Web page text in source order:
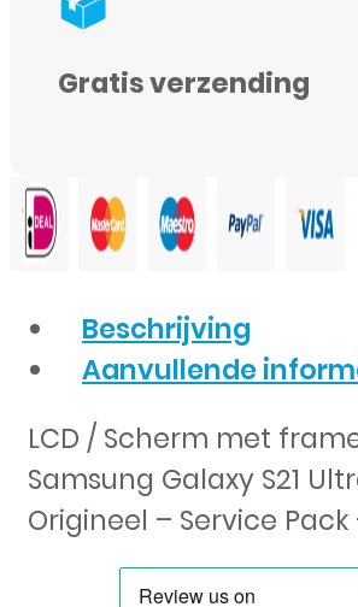
Pack
Zwart
aantal
Gratis verzending
Beschrijving
Aanvullende
LCD / Scherm met
Samsung Galaxy S21
Origineel – Service